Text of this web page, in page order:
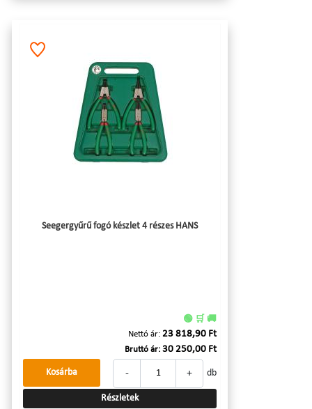
Seegergyűrű fogó készlet 4 részes HANS
🟢 🛒 🚚
Nettó ár: 23 818,90 Ft
Bruttó ár: 30 250,00 Ft
- + db
Kosárba
Részletek